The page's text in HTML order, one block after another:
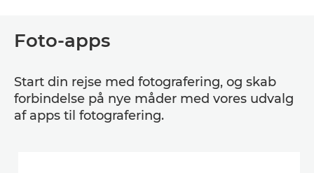
Foto-apps
Start din rejse med fotografering, og skab
forbindelse på nye måder med vores udvalg
af apps til fotografering.